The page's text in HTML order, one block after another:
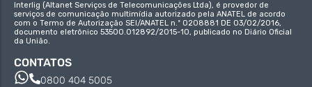
Interlig (Altanet Serviços de Telecomunicações Ltda), é provedor de
serviços de comunicação multimídia autorizado pela ANATEL de acordo
com o Termo de Autorização SEI/ANATEL n.º 0208881 DE 03/02/2016,
documento eletrônico 53500.012892/2015-10, publicado no Diário Oficial
da União.
CONTATOS
0800 404 5005